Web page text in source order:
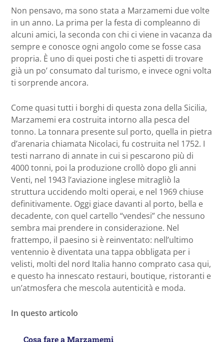
Non pensavo, ma sono stata a Marzamemi due volte
in un anno. La prima per la festa di compleanno di
alcuni amici, la seconda con chi ci viene in vacanza da
sempre e conosce ogni angolo come se fosse casa
propria. È uno di quei posti che ti aspetti di trovare
già un po’ consumato dal turismo, e invece ogni volta
ti sorprende ancora.
Come quasi tutti i borghi di questa zona della Sicilia,
Marzamemi era costruita intorno alla pesca del
tonno. La tonnara presente sul porto, quella in pietra
d’arenaria chiamata Nicolaci, fu costruita nel 1752. I
testi narrano di annate in cui si pescarono più di
4000 tonni, poi la produzione crollò dopo gli anni
Venti, nel 1943 l’aviazione inglese mitragliò la
struttura uccidendo molti operai, e nel 1969 chiuse
definitivamente. Oggi giace davanti al porto, bella e
decadente, con quel cartello “vendesi” che nessuno
sembra mai prendere in considerazione. Nel
frattempo, il paesino si è reinventato: nell’ultimo
ventennio è diventata una tappa obbligata per i
velisti, molti del nord Italia hanno comprato casa qui,
e questo ha innescato restauri, boutique, ristoranti e
un’atmosfera che mescola autenticità e moda.
In questo articolo
Cosa fare a Marzamemi